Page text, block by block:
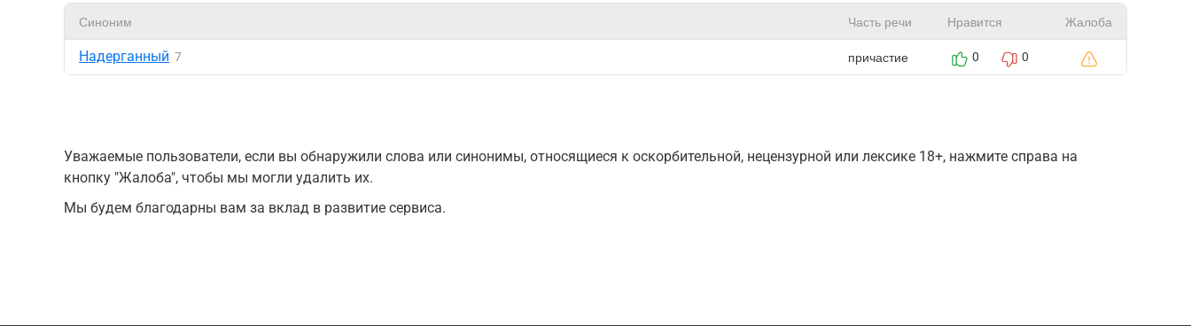
Синоним Часть речи Нравится Жалоба
Надерганный 7 причастие 0 0
Уважаемые пользователи, если вы обнаружили слова или синонимы, относящиеся к оскорбительной, нецензурной или лексике 18+, нажмите справа на
кнопку "Жалоба", чтобы мы могли удалить их.
Мы будем благодарны вам за вклад в развитие сервиса.